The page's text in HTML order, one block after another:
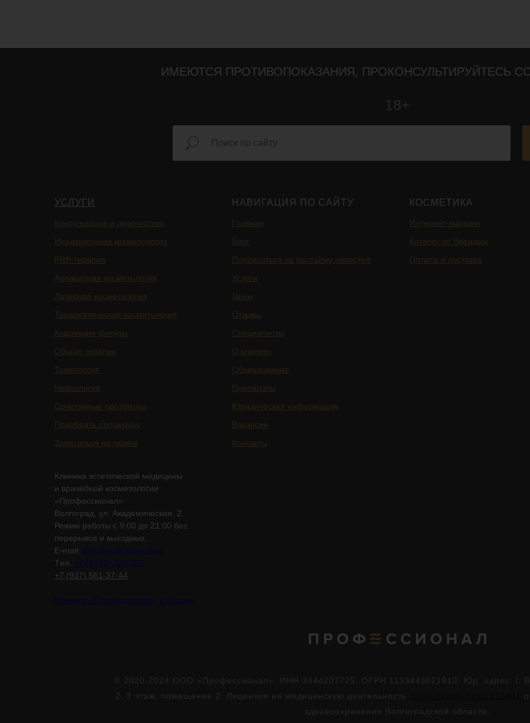
ИМЕЮТСЯ ПРОТИВОПОКАЗАНИЯ, ПРОКОНСУЛЬТИРУЙТЕСЬ
18+
УСЛУГИ
Консультация и диагностика
Инъекционная косметология
PRP-терапия
Аппаратная косметология
Лазерная косметология
Терапевтическая косметология
Коррекция фигуры
Общая терапия
Трихология
Неврология
Сочетанные протоколы
Подобрать процедуру
Записаться на приём
НАВИГАЦИЯ ПО САЙТУ
Главная
Блог
Подписаться на рассылку новостей
Услуги
Цены
Отзывы
Специалисты
О клинике
Оборудование
Препараты
Юридическая информация
Вакансии
Контакты
КОСМЕТИКА
Интернет-магазин
Каталог по брендам
Оплата и доставка
Клиника эстетической медицины
и врачебной косметологии
«Профессионал»
Волгоград, ул. Академическая, 2.
Режим работы с 9:00 до 21:00 без
перерывов и выходных.
E-mail: info@proficlinica.com
Tел. +7 (8442) 320-320
+7 (937) 561-37-44
Клиника «Профессионал» в Москве
© 2020-2024 ООО «Профессионал». ИНН 3444207725. ОГРН 1133443021910. Юр. адрес: г.
2, 3 этаж, помещение 2. Лицензия на медицинскую деятельность
здравоохранения Волгоградской области.